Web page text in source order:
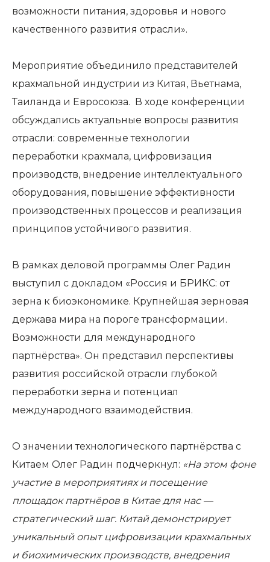
возможности питания, здоровья и нового
качественного развития отрасли».
Мероприятие объединило представителей
крахмальной индустрии из Китая, Вьетнама,
Таиланда и Евросоюза. В ходе конференции
обсуждались актуальные вопросы развития
отрасли: современные технологии
переработки крахмала, цифровизация
производств, внедрение интеллектуального
оборудования, повышение эффективности
производственных процессов и реализация
принципов устойчивого развития.
В рамках деловой программы Олег Радин
выступил с докладом «Россия и БРИКС: от
зерна к биоэкономике. Крупнейшая зерновая
держава мира на пороге трансформации.
Возможности для международного
партнёрства». Он представил перспективы
развития российской отрасли глубокой
переработки зерна и потенциал
международного взаимодействия.
О значении технологического партнёрства с
Китаем Олег Радин подчеркнул: «На этом фоне
участие в мероприятиях и посещение
площадок партнёров в Китае для нас —
стратегический шаг. Китай демонстрирует
уникальный опыт цифровизации крахмальных
и биохимических производств, внедрения